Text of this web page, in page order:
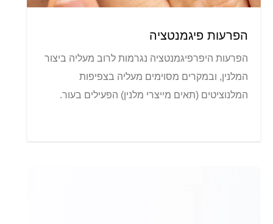
הפרעות פיגמנטציה
הפרעות היפרפיגמנטציה נגרמות לרוב מעליה ביצור
המלנין, ובמקרים מסוימים מעליה בצפיפות
המלנוציטים (תאים מייצרי מלנין) הפעילים בעור.